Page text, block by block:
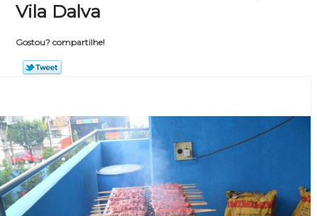
Vila Dalva
Gostou? compartilhe!